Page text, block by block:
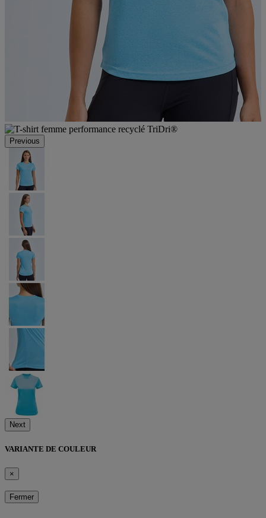
Previous
Next
VARIANTE DE COULEUR
×
Fermer